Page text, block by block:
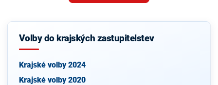
Volby do krajských zastupitelstev
Krajské volby 2024
Krajské volby 2020